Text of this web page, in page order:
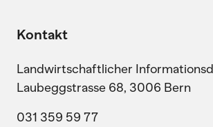
Kontakt
Landwirtschaftlicher
Laubeggstrasse 68, 3006 Bern
031 359 59 77